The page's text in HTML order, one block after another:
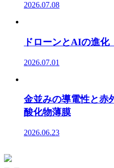
2026.07.08
ドローンとAIの進
2026.07.01
金並みの導電性と赤
酸化物薄膜
2026.06.23